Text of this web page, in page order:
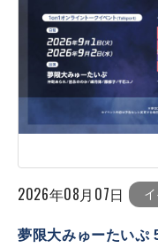
2026年08月07日
夢限大みゅーたいぷ